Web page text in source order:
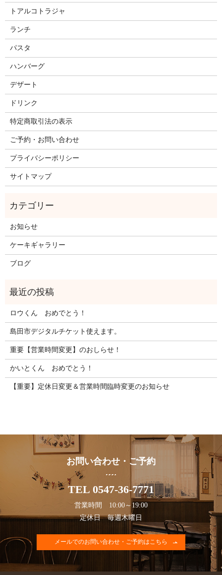
トアルコトラジャ
ランチ
パスタ
ハンバーグ
デザート
ドリンク
特定商取引法の表示
ご予約・お問い合わせ
プライバシーポリシー
サイトマップ
お知らせ
ケーキギャラリー
ブログ
ロウくん おめでとう！
島田市デジタルチケット使えます。
重要【営業時間変更】のおしらせ！
かいとくん おめでとう！
【重要】定休日変更＆営業時間臨時変更のお知らせ
お問い合わせ・ご予約
TEL 0547-36-7771
営業時間 10:00～19:00
定休日 毎週木曜日
メールでのお問い合わせ・ご予約はこちら